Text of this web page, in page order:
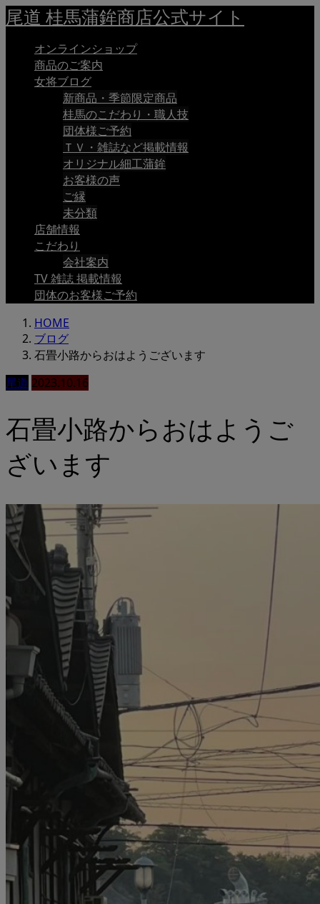
尾道 桂馬蒲鉾商店公式サイト
オンラインショップ
商品のご案内
女将ブログ
新商品・季節限定商品
桂馬のこだわり・職人技
団体様ご予約
ＴＶ・雑誌など掲載情報
オリジナル細工蒲鉾
お客様の声
ご縁
未分類
店舗情報
こだわり
会社案内
TV 雑誌 掲載情報
団体のお客様ご予約
HOME
ブログ
石畳小路からおはようございます
尾道 2023.10.16
石畳小路からおはようご
ざいます